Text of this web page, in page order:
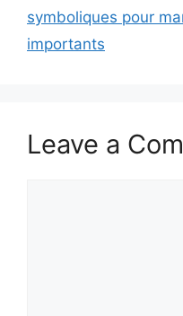
symboliques pour
importants
Leave a